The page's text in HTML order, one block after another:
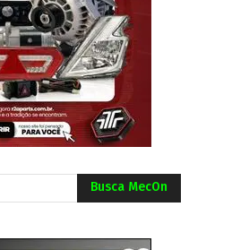
Busca MecOn